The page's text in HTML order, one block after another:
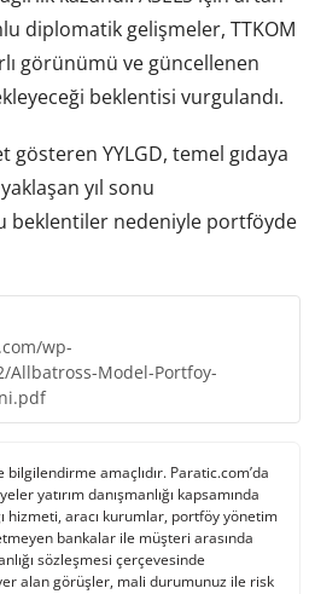
diplomatik gelişmeler, TTKOM
görünümü ve güncellenen
beklentisi vurgulandı.
gösteren YYLGD, temel gıdaya
yıl sonu
beklentiler nedeniyle portföyde
wp-
Allbatross-Model-Portfoy-
bilgilendirme amaçlıdır. Paratic.com’da
yatırım danışmanlığı kapsamında
hizmeti, aracı kurumlar, portföy yönetim
bankalar ile müşteri arasında
sözleşmesi çerçevesinde
alan görüşler, mali durumunuz ile risk